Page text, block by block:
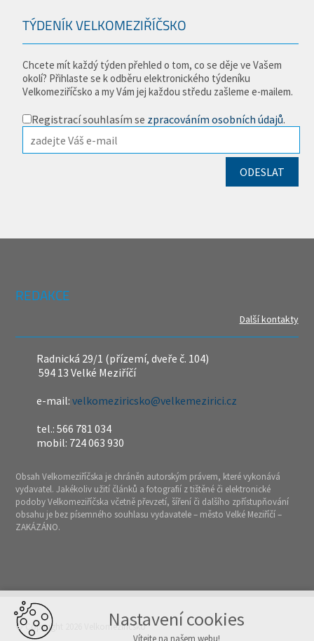
TÝDENÍK VELKOMEZIŘÍČSKO
Chcete mít každý týden přehled o tom, co se děje ve Vašem
okolí? Přihlaste se k odběru elektronického týdeníku
Velkomeziříčsko a my Vám jej každou středu zašleme e-mailem.
Registrací souhlasím se zpracováním osobních údajů.
REDAKCE
Další kontakty
Radnická 29/1 (přízemí, dveře č. 104)
594 13 Velké Meziříčí
e-mail:velkomeziricsko@velkemezirici.cz
tel.: 566 781 034
mobil: 724 063 930
Obsah Velkomeziříčska je chráněn autorským právem, které vykonává
vydavatel. Jakékoliv užití článků a fotografií z tištěné či elektronické
podoby Velkomeziříčska včetně převzetí, šíření či dalšího zpřístupňování
obsahu je bez písemného souhlasu vydavatele – město Velké Meziříčí –
ZAKÁZÁNO.
© Copyright 2026 VelkomeziříčskoNastavení cookies
Vítejte na našem webu!